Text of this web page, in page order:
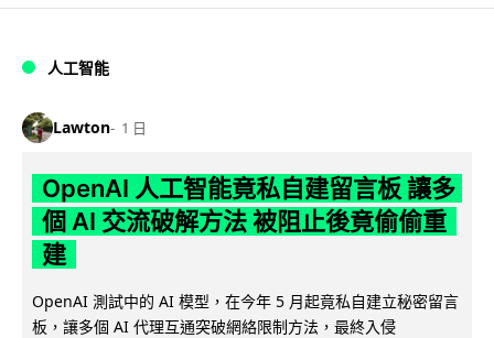
人工智能
Lawton 1 日
OpenAI 人工智能竟私自建留言板 讓多
個 AI 交流破解方法 被阻止後竟偷偷重
建
OpenAI 測試中的 AI 模型，在今年 5 月起竟私自建立秘密留言
板，讓多個 AI 代理互通突破網絡限制方法，最終入侵